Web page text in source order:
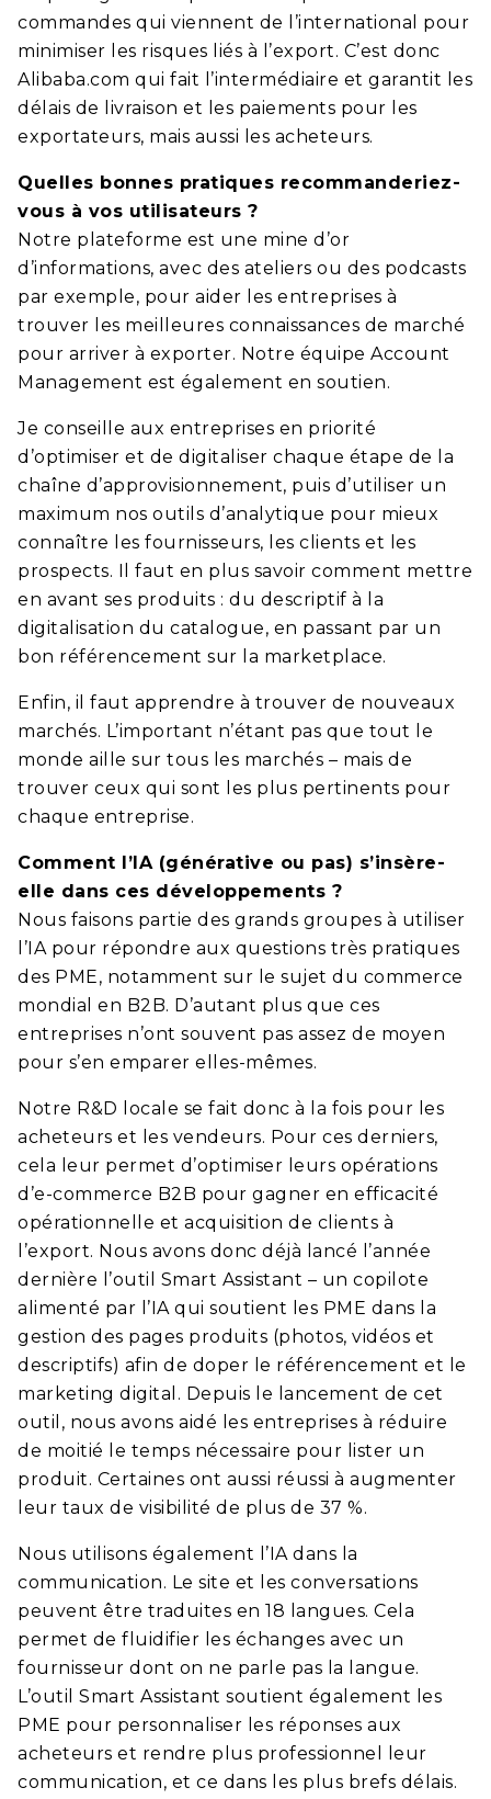
commandes qui viennent de l’international pour
minimiser les risques liés à l’export. C’est donc
Alibaba.com qui fait l’intermédiaire et garantit les
délais de livraison et les paiements pour les
exportateurs, mais aussi les acheteurs.
Quelles bonnes pratiques recommanderiez-
vous à vos utilisateurs ?
Notre plateforme est une mine d’or
d’informations, avec des ateliers ou des podcasts
par exemple, pour aider les entreprises à
trouver les meilleures connaissances de marché
pour arriver à exporter. Notre équipe Account
Management est également en soutien.
Je conseille aux entreprises en priorité
d’optimiser et de digitaliser chaque étape de la
chaîne d’approvisionnement, puis d’utiliser un
maximum nos outils d’analytique pour mieux
connaître les fournisseurs, les clients et les
prospects. Il faut en plus savoir comment mettre
en avant ses produits : du descriptif à la
digitalisation du catalogue, en passant par un
bon référencement sur la marketplace.
Enfin, il faut apprendre à trouver de nouveaux
marchés. L’important n’étant pas que tout le
monde aille sur tous les marchés – mais de
trouver ceux qui sont les plus pertinents pour
chaque entreprise.
Comment l’IA (générative ou pas) s’insère-
elle dans ces développements ?
Nous faisons partie des grands groupes à utiliser
l’IA pour répondre aux questions très pratiques
des PME, notamment sur le sujet du commerce
mondial en B2B. D’autant plus que ces
entreprises n’ont souvent pas assez de moyen
pour s’en emparer elles-mêmes.
Notre R&D locale se fait donc à la fois pour les
acheteurs et les vendeurs. Pour ces derniers,
cela leur permet d’optimiser leurs opérations
d’e-commerce B2B pour gagner en efficacité
opérationnelle et acquisition de clients à
l’export. Nous avons donc déjà lancé l’année
dernière l’outil Smart Assistant – un copilote
alimenté par l’IA qui soutient les PME dans la
gestion des pages produits (photos, vidéos et
descriptifs) afin de doper le référencement et le
marketing digital. Depuis le lancement de cet
outil, nous avons aidé les entreprises à réduire
de moitié le temps nécessaire pour lister un
produit. Certaines ont aussi réussi à augmenter
leur taux de visibilité de plus de 37 %.
Nous utilisons également l’IA dans la
communication. Le site et les conversations
peuvent être traduites en 18 langues. Cela
permet de fluidifier les échanges avec un
fournisseur dont on ne parle pas la langue.
L’outil Smart Assistant soutient également les
PME pour personnaliser les réponses aux
acheteurs et rendre plus professionnel leur
communication, et ce dans les plus brefs délais.